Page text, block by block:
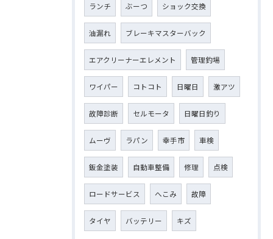
ランチ ぶーつ ショック交換
油漏れ ブレーキマスターバック
エアクリーナーエレメント 管理釣場
ワイパー コトコト 日曜日 激アツ
故障診断 セルモータ 日曜日釣り
ムーヴ ラパン 幸手市 車検
鈑金塗装 自動車整備 修理 点検
ロードサービス へこみ 故障
タイヤ バッテリー キズ